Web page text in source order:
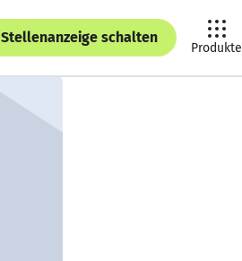
Stellenanzeige schalten
Produkte